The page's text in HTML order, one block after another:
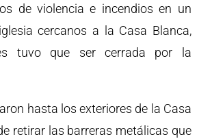
de violencia e incendios en un
cercanos a la Casa Blanca,
tuvo que ser cerrada por la
hasta los exteriores de la Casa
retirar las barreras metálicas que